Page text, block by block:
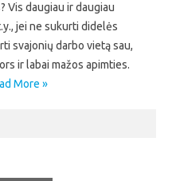
Vis daugiau ir daugiau
jei ne sukurti didelės
svajonių darbo vietą sau,
ir labai mažos apimties.
More »